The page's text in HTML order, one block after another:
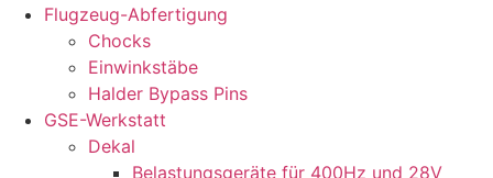
Flugzeug-Abfertigung
Chocks
Einwinkstäbe
Halder Bypass Pins
GSE-Werkstatt
Dekal
Belastungsgeräte für 400Hz und 28V